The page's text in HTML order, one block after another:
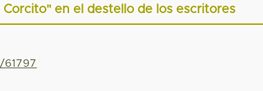
Corcito" en el destello de los escritores
61797